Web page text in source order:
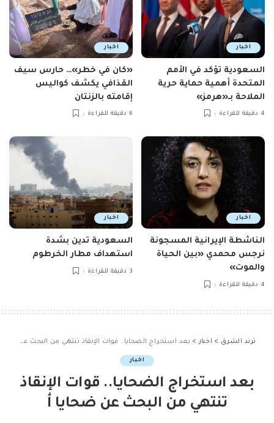
اخبار
السعودية تؤكد في الأمم
المتحدة أهمية حماية حرية
الملاحة بـ«هرمز»
4 دقيقة للقراءة
اخبار
«كان في خطر»… حارس سيف
القذافي يكشف كواليس
إقامته بالزنتان
6 دقيقة للقراءة
اخبار
الناشطة الإيرانية المسجونة
نرجس محمدي «بين الحياة
والموت»
4 دقيقة للقراءة
اخبار
السعودية تدين بشدة
استهداف مطار الخرطوم
3 دقيقة للقراءة
ترند الشرق > اخبار > بعد استخراج الضحايا.. قوات الإنقاذ تنتهي من البحث عن ضحايا أ
اخبار
بعد استخراج الضحايا.. قوات الإنقاذ
تنتهي من البحث عن ضحايا أ